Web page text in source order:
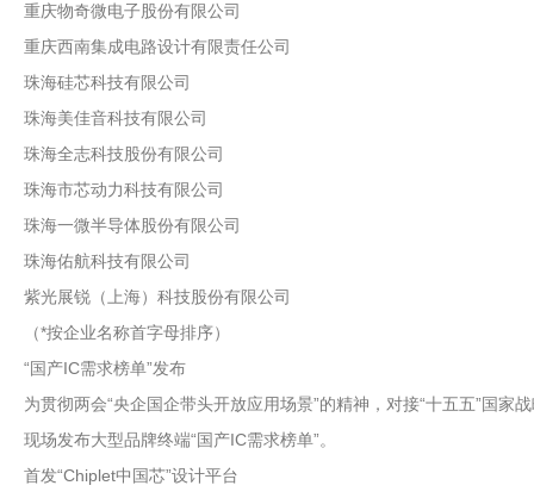
重庆物奇微电子股份有限公司
重庆西南集成电路设计有限责任公司
珠海硅芯科技有限公司
珠海美佳音科技有限公司
珠海全志科技股份有限公司
珠海市芯动力科技有限公司
珠海一微半导体股份有限公司
珠海佑航科技有限公司
紫光展锐（上海）科技股份有限公司
（*按企业名称首字母排序）
“国产IC需求榜单”发布
为贯彻两会“央企国企带头开放应用场景”的精神，对接“十五五”国
现场发布大型品牌终端“国产IC需求榜单”。
首发“Chiplet中国芯”设计平台